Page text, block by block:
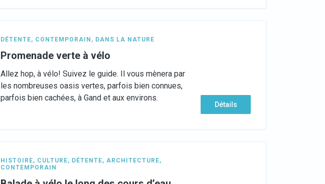
DÉTENTE, CONTEMPORAIN , DANS LA NATURE
Promenade verte à vélo
Allez hop, à vélo! Suivez le guide. Il vous mènera par
les nombreuses oasis vertes, parfois bien connues,
parfois bien cachées, à Gand et aux environs.
Détails
HISTOIRE, CULTURE, DÉTENTE, ARCHITECTURE,
CONTEMPORAIN